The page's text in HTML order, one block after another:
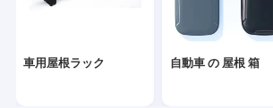
車用屋根ラック 自動車 の 屋根 箱